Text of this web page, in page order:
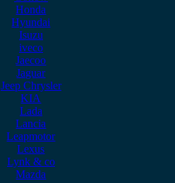
Honda
Hyundai
Isuzu
iveco
Jaecoo
Jaguar
Jeep Chrysler
KIA
Lada
Lancia
Leapmotor
Lexus
Lynk & co
Mazda